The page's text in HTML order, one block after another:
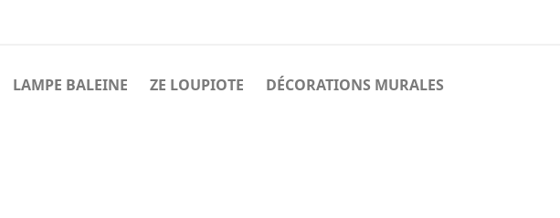
LAMPE BALEINE ZE LOUPIOTE DÉCORATIONS MURALES